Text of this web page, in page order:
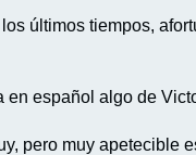
últimos tiempos,
en español algo de
pero muy apetecible